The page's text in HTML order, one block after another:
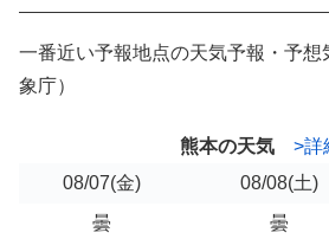
一番近い予報地点の天気予報・予
象庁）
熊本の天気
>詳
08/07(金) 08/08(土)
曇
曇